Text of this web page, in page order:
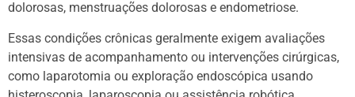
dolorosas, menstruações dolorosas e endometriose.
Essas condições crônicas geralmente exigem avaliações
intensivas de acompanhamento ou intervenções cirúrgicas,
como laparotomia ou exploração endoscópica usando